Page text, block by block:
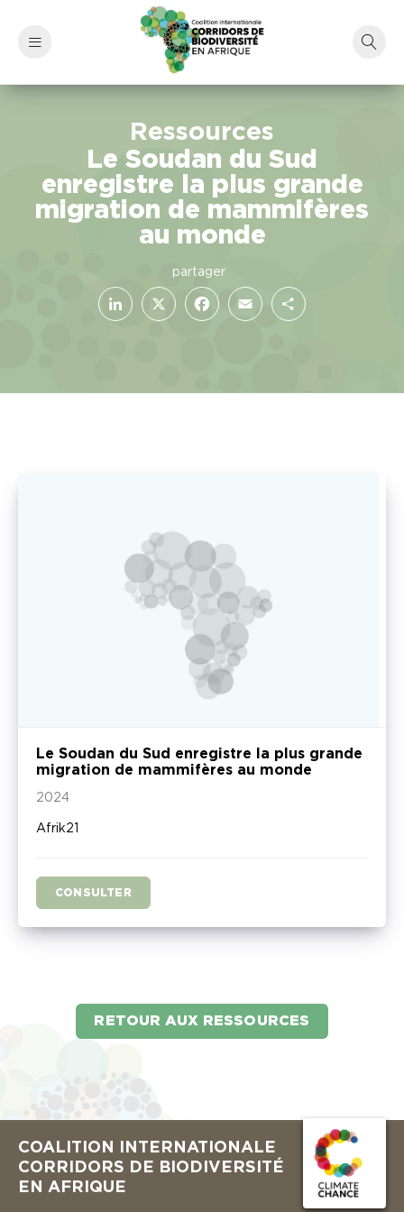
Ressources
Le Soudan du Sud
enregistre la plus grande
migration de mammifères
au monde
Le Soudan du Sud enregistre la plus grande
migration de mammifères au monde
2024
Afrik21
CONSULTER
RETOUR AUX RESSOURCES
COALITION INTERNATIONALE
CORRIDORS DE BIODIVERSITÉ
EN AFRIQUE